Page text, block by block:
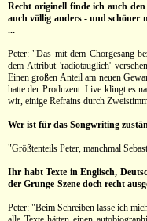
Recht originell finde ich auch
auch völlig anders - und schöner
...
Peter: "Das mit dem Chorgesang
dem Attribut 'radiotauglich'
Einen großen Anteil am neuen
hatte der Produzent. Live klingt es
wir, einige Refrains durch
Wer ist für das Songwriting
"Größtenteils Peter, manchmal
Ihr habt Texte in Englisch,
der Grunge-Szene doch recht
Peter: "Beim Schreiben lasse ich